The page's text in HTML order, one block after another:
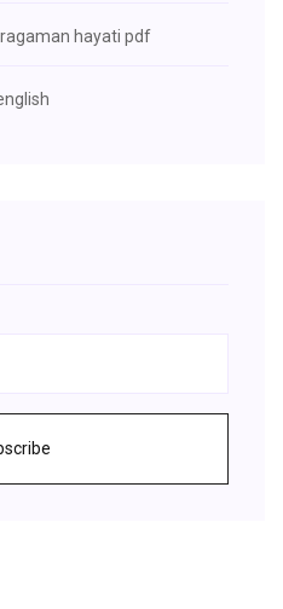
hayati pdf